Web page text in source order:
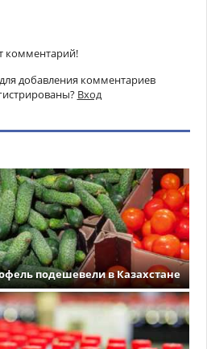
комментарий!
для добавления комментариев
Вход
подешевели в Казахстане